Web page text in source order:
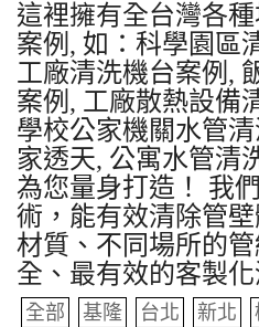
這裡擁有全台灣各
案例, 如：科學園區
工廠清洗機台案例,
案例, 工廠散熱設備
學校公家機關水管
家透天, 公寓水管清
為您量身打造！ 我
術，能有效清除管
材質、不同場所的
全、最有效的客製化
全部 基隆 台北 新北